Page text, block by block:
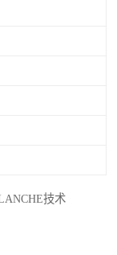
技术